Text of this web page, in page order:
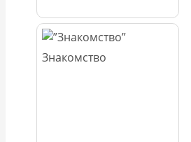
Знакомство